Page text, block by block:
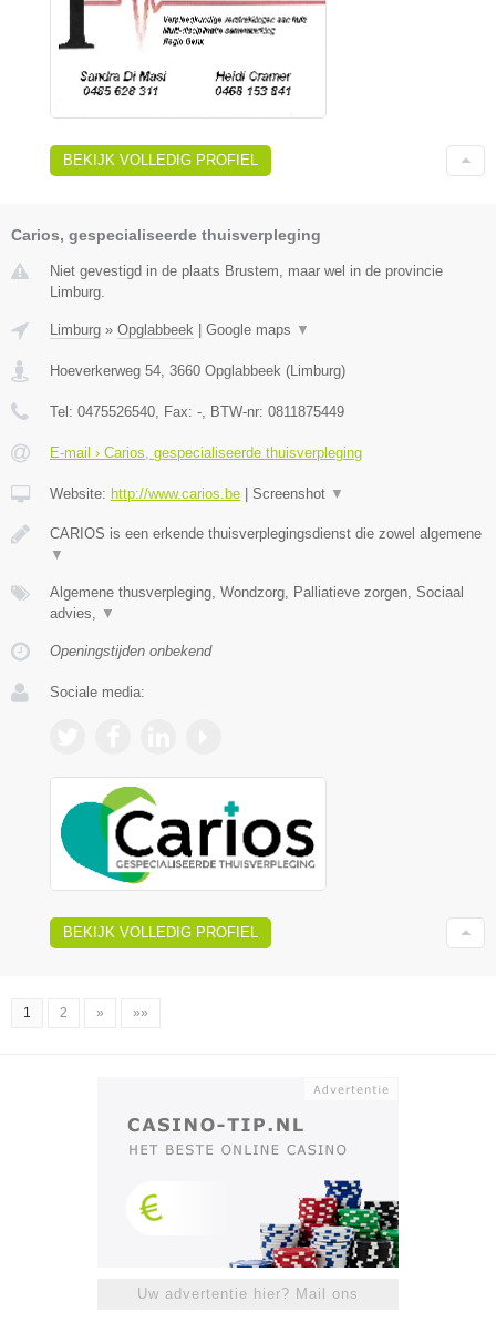
BEKIJK VOLLEDIG PROFIEL
Carios, gespecialiseerde thuisverpleging
Niet gevestigd in de plaats Brustem, maar wel in de provincie
Limburg.
Limburg » Opglabbeek Google maps ▼
Hoeverkerweg 54, 3660 Opglabbeek (Limburg)
Tel: 0475526540, Fax: -, BTW-nr: 0811875449
E-mail › Carios, gespecialiseerde thuisverpleging
Website: http://www.carios.be Screenshot ▼
CARIOS is een erkende thuisverplegingsdienst die zowel algemene
▼
Algemene thusverpleging, Wondzorg, Palliatieve zorgen, Sociaal
advies, ▼
Openingstijden onbekend
Sociale media:
BEKIJK VOLLEDIG PROFIEL
1 2 » »»
Uw advertentie hier? Mail ons